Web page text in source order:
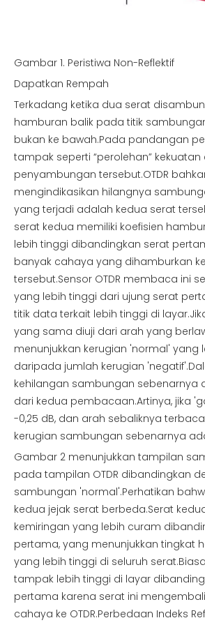
Gambar 1. Peristiwa Non-Reflektif
Dapatkan Rempah
Terkadang ketika dua serat
hamburan balik pada titik
bukan ke bawah.Pada pandangan
tampak seperti “perolehan” kekuatan
penyambungan tersebut.OTDR
mengindikasikan hilangnya
yang terjadi adalah kedua serat
serat kedua memiliki koefisien
lebih tinggi dibandingkan serat
banyak cahaya yang dihamburkan
tersebut.Sensor OTDR membaca ini
yang lebih tinggi dari ujung serat
titik data terkait lebih tinggi di
yang sama diuji dari arah yang
menunjukkan kerugian 'normal' yang
daripada jumlah kerugian
kehilangan sambungan sebenarnya
dari kedua pembacaan.Artinya, jika
-0,25 dB, dan arah sebaliknya
kerugian sambungan sebenarnya
Gambar 2 menunjukkan tampilan
pada tampilan OTDR dibandingkan
sambungan 'normal'.Perhatikan
kedua jejak serat berbeda.Serat
kemiringan yang lebih curam
pertama, yang menunjukkan tingkat
yang lebih tinggi di seluruh
tampak lebih tinggi di layar
pertama karena serat ini
cahaya ke OTDR.Perbedaan Indeks